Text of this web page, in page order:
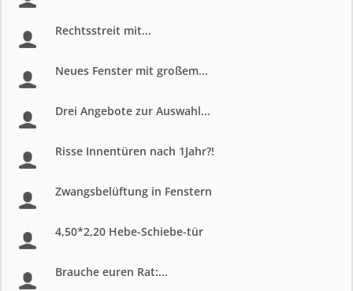
Rechtsstreit mit...
Neues Fenster mit großem...
Drei Angebote zur Auswahl...
Risse Innentüren nach 1Jahr?!
Zwangsbelüftung in Fenstern
4,50*2,20 Hebe-Schiebe-tür
Brauche euren Rat:...